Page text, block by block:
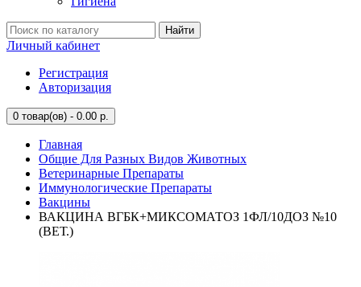
Найти
Личный кабинет
Регистрация
Авторизация
0 товар(ов) - 0.00 р.
Главная
Общие Для Разных Видов Животных
Ветеринарные Препараты
Иммунологические Препараты
Вакцины
ВАКЦИНА ВГБК+МИКСОМАТОЗ 1ФЛ/10ДОЗ №10
(ВЕТ.)